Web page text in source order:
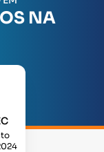
NA